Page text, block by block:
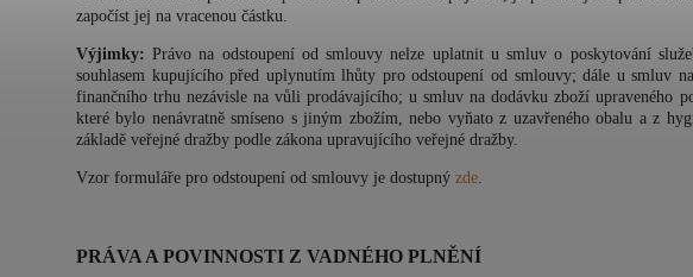
započíst jej na vracenou částku.
Výjimky: Právo na odstoupení od smlouvy nelze uplatnit u smluv o poskytování
souhlasem kupujícího před uplynutím lhůty pro odstoupení od smlouvy; dále u smluv
finančního trhu nezávisle na vůli prodávajícího; u smluv na dodávku zboží upraveného
které bylo nenávratně smíseno s jiným zbožím, nebo vyňato z uzavřeného obalu a z
základě veřejné dražby podle zákona upravujícího veřejné dražby.
Vzor formuláře pro odstoupení od smlouvy je dostupný zde.
PRÁVA A POVINNOSTI Z VADNÉHO PLNĚNÍ